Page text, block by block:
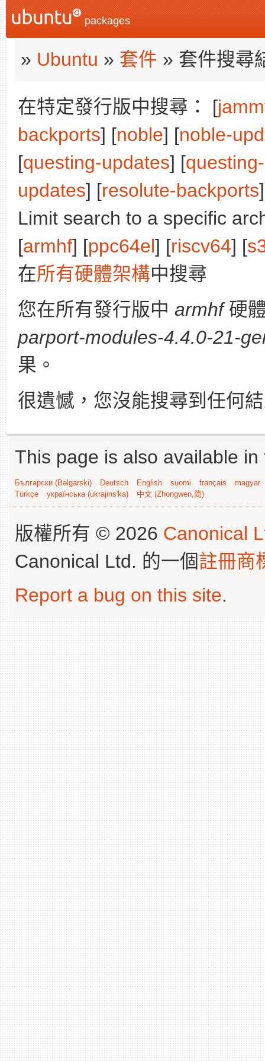
packages
» Ubuntu » 套件 » 套件搜尋
在特定發行版中搜尋： [
backports] [noble] [noble-
[questing-updates] [
updates] [resolute-backports
Limit search to a specific
[armhf] [ppc64el] [riscv64] [
在所有硬體架構中搜尋
您在所有發行版中 armhf硬
parport-modules-4.4.0-21-
果。
很遺憾，您沒能搜尋到任何
This page is also available
Български (Bəlgarski) Deutsch English suomi français
magyar
Türkçe
українська (ukrajins'ka) 中文 (Zhongwen,简)
版權所有 © 2026 Canonical
Canonical Ltd. 的一個註冊商
Report a bug on this site.